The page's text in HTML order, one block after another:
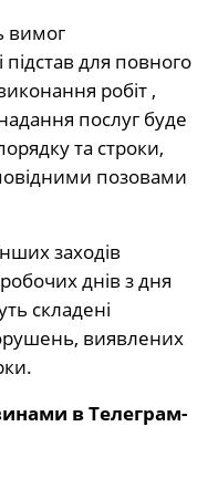
вимог
підстав для повного
робіт ,
послуг буде
та строки,
позовами
заходів
днів з дня
складені
виявлених
в Телеграм-